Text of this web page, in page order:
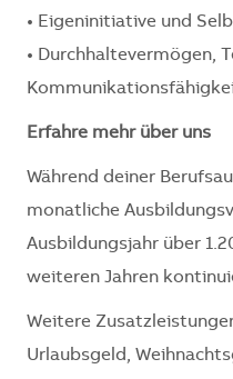
• Eigeninitiative und
• Durchhaltevermögen,
Erfahre mehr über uns
Während deiner
monatliche
Ausbildungsjahr über
weiteren Jahren
Weitere
Urlaubsgeld,